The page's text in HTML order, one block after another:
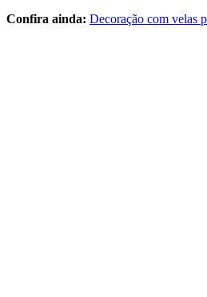
Confira ainda: Decoração com velas